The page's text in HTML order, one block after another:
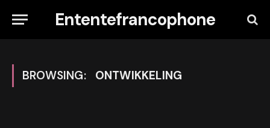
Ententefrancophone
BROWSING: ONTWIKKELING